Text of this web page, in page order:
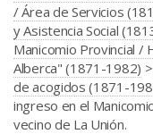
/ Área de Servicios
y Asistencia Social
Manicomio Provincial /
Alberca" (1871-1982) >
de acogidos (1871-
ingreso en el
vecino de La Unión.